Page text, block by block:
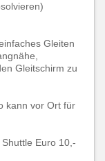
Gleiten
Gleitschirm zu
kann vor Ort für
Euro 10,-